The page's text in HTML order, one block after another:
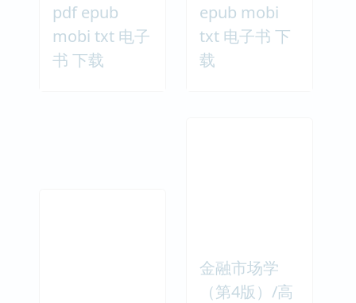
pdf epub
mobi txt 电子
书 下载
epub mobi
txt 电子书 下
载
金融市场学
（第4版）/高